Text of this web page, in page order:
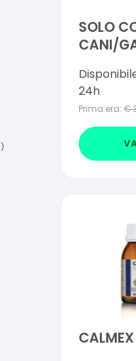
)
SOLO
CANI/
24h
Prima era: €